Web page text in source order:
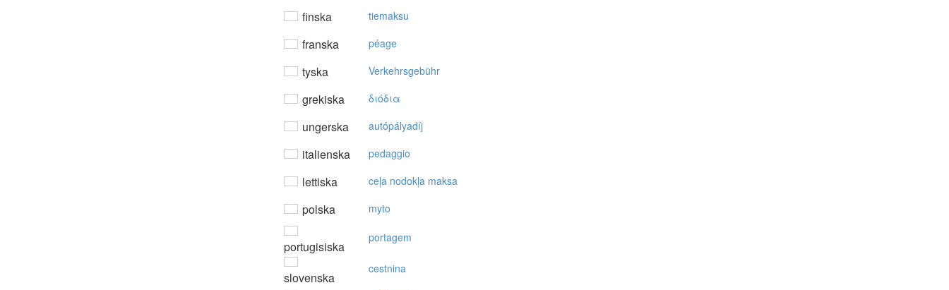
finska tiemaksu
franska péage
tyska Verkehrsgebühr
grekiska διόδια
ungerska autópályadíj
italienska pedaggio
lettiska ceļa nodokļa maksa
polska myto
portugisiska
portagem
slovenska
cestnina